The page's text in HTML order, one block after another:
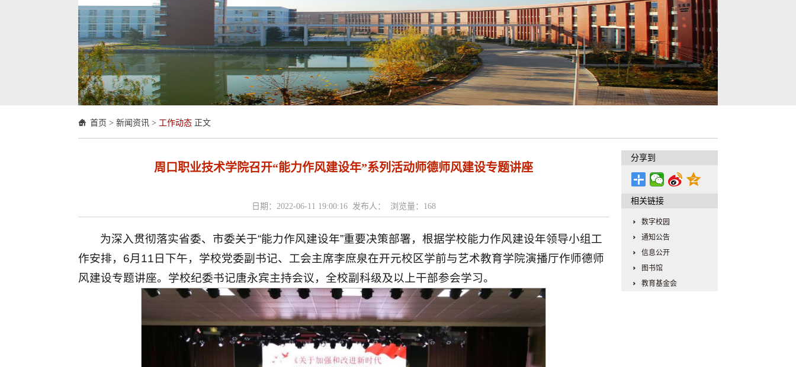
首页 > 新闻资讯 > 工作动态 正文
周口职业技术学院召开“能力作风建设年”系列活动师德师风建设专题讲座
日期：2022-06-11 19:00:16 发布人： 浏览量： 168
为深入贯彻落实省委、市委关于“能力作风建设年”重要决策部署，根据学校能力作风建设年领导小组工
作安排，6月11日下午，学校党委副书记、工会主席李庶泉在开元校区学前与艺术教育学院演播厅作师德师
风建设专题讲座。学校纪委书记唐永宾主持会议，全校副科级及以上干部参会学习。
分享到
相关链接
数字校园
通知公告
信息公开
图书馆
教育基金会